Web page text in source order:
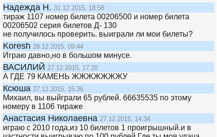
Надежда Н. 31.12.2015, 18:58
тираж 1107 номер билета 00206500 и номер билета
00206502 серия билетов Д- 130
не получилось проверить. выиграли ли мои билеты?
Koresh 28.12.2015, 09:44
Играю давно,но в большом минусе.
ВАСИЛИЙ 27.12.2015, 17:20
А ГДЕ 79 КАМЕНЬ ЖЖЖЖЖЖЖУ
Ксюша 27.12.2015, 15:36
Михаил, вы выйграли 65 рублей. 66635535 по этому
номеру в 1106 тираже
Анастасия Николаевна 27.12.2015, 14:34
играю с 2010 года,из 10 билетов 1 проигрышный.и в